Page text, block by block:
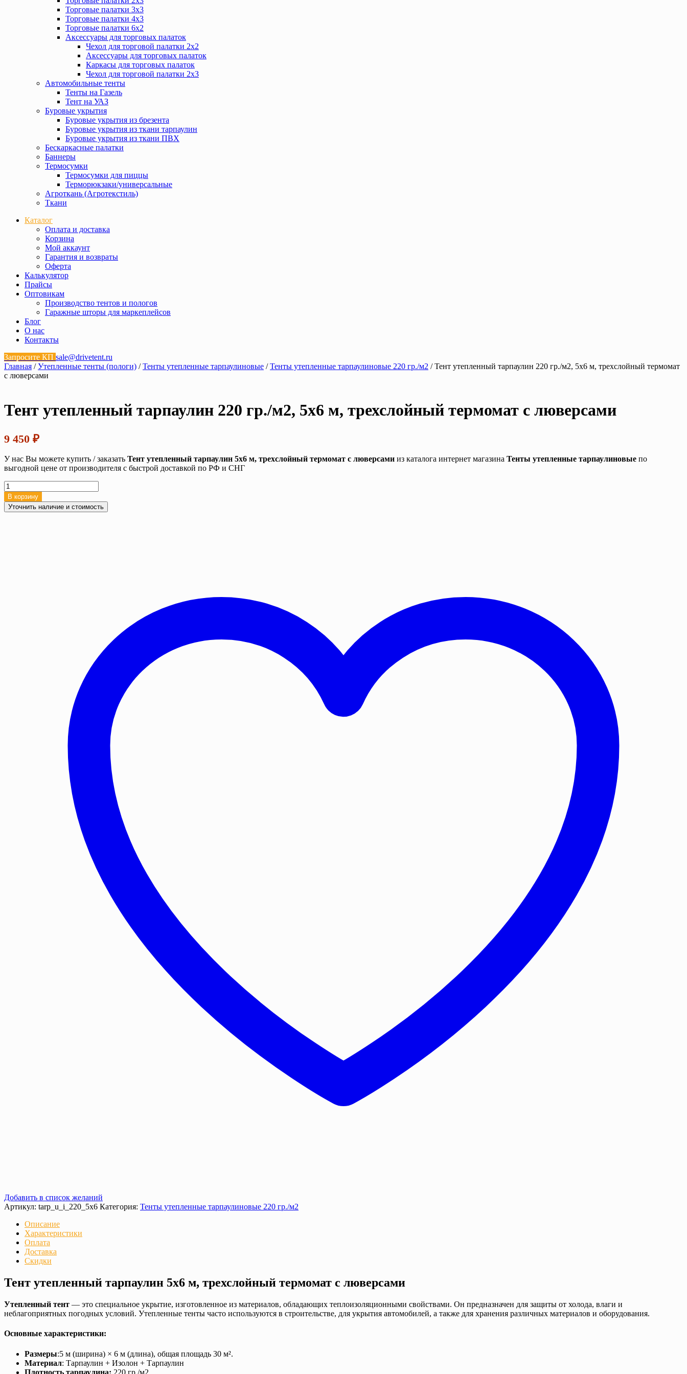
Торговые палатки 3х3
Торговые палатки 4х3
Торговые палатки 6х2
Аксессуары для торговых палаток
Чехол для торговой палатки 2х2
Аксессуары для торговых палаток
Каркасы для торговых палаток
Чехол для торговой палатки 2х3
Автомобильные тенты
Тенты на Газель
Тент на УАЗ
Буровые укрытия
Буровые укрытия из брезента
Буровые укрытия из ткани тарпаулин
Буровые укрытия из ткани ПВХ
Бескаркасные палатки
Баннеры
Термосумки
Термосумки для пиццы
Терморюкзаки/универсальные
Агроткань (Агротекстиль)
Ткани
Каталог
Оплата и доставка
Корзина
Мой аккаунт
Гарантия и возвраты
Оферта
Калькулятор
Прайсы
Оптовикам
Производство тентов и пологов
Гаражные шторы для маркеплейсов
Блог
О нас
Контакты
Запросите КП sale@drivetent.ru
Главная /Утепленные тенты (пологи) /Тенты утепленные тарпаулиновые /Тенты утепленные тарпаулиновые 220 гр./м2 / Тент утепленный тарпаулин 220 гр./м2, 5х6 м, трехслойный термомат
с люверсами
Тент утепленный тарпаулин 220 гр./м2, 5х6 м, трехслойный термомат с люверсами
9 450 ₽
У нас Вы можете купить / заказать Тент утепленный тарпаулин 5х6 м, трехслойный термомат с люверсами из каталога интернет магазина Тенты утепленные тарпаулиновые по
выгодной цене от производителя с быстрой доставкой по РФ и СНГ
Количество
товара
Тент
утепленный
В корзину
Уточнить наличие и стоимость
Добавить в список желаний
Артикул: tarp_u_i_220_5x6 Категория: Тенты утепленные тарпаулиновые 220 гр./м2
Описание
Характеристики
Оплата
Доставка
Скидки
Тент утепленный тарпаулин 5х6 м, трехслойный термомат с люверсами
Утепленный тент — это специальное укрытие, изготовленное из материалов, обладающих теплоизоляционными свойствами. Он предназначен для защиты от холода, влаги и
неблагоприятных погодных условий. Утепленные тенты часто используются в строительстве, для укрытия автомобилей, а также для хранения различных материалов и оборудования.
Основные характеристики:
Размеры:5 м (ширина) × 6 м (длина), общая площадь 30 м².
Материал: Тарпаулин + Изолон + Тарпаулин
Плотность тарпаулина: 220 гр./м2